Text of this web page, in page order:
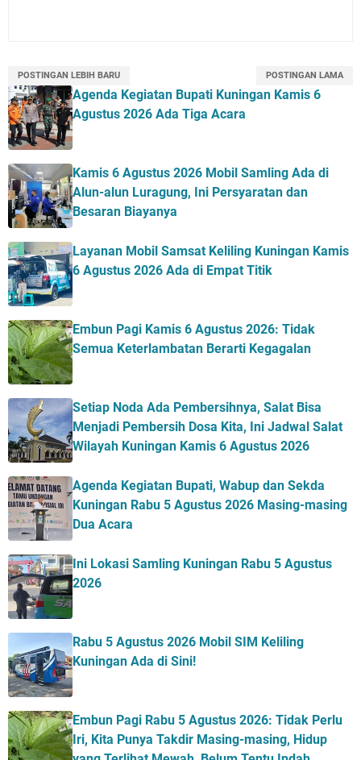
POSTINGAN LEBIH BARU POSTINGAN LAMA
Agenda Kegiatan Bupati Kuningan Kamis 6
Agustus 2026 Ada Tiga Acara
Kamis 6 Agustus 2026 Mobil Samling Ada di
Alun-alun Luragung, Ini Persyaratan dan
Besaran Biayanya
Layanan Mobil Samsat Keliling Kuningan Kamis
6 Agustus 2026 Ada di Empat Titik
Embun Pagi Kamis 6 Agustus 2026: Tidak
Semua Keterlambatan Berarti Kegagalan
Setiap Noda Ada Pembersihnya, Salat Bisa
Menjadi Pembersih Dosa Kita, Ini Jadwal Salat
Wilayah Kuningan Kamis 6 Agustus 2026
Agenda Kegiatan Bupati, Wabup dan Sekda
Kuningan Rabu 5 Agustus 2026 Masing-masing
Dua Acara
Ini Lokasi Samling Kuningan Rabu 5 Agustus
2026
Rabu 5 Agustus 2026 Mobil SIM Keliling
Kuningan Ada di Sini!
Embun Pagi Rabu 5 Agustus 2026: Tidak Perlu
Iri, Kita Punya Takdir Masing-masing, Hidup